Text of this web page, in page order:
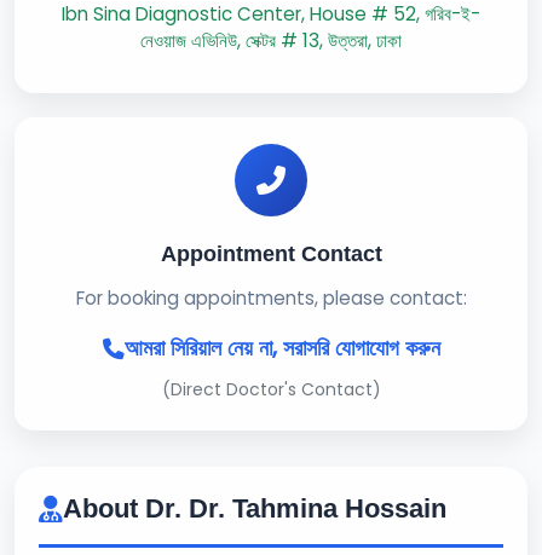
Ibn Sina Diagnostic Center, House # 52, গরিব-ই-
নেওয়াজ এভিনিউ, সেক্টর # 13, উত্তরা, ঢাকা
Appointment Contact
For booking appointments, please contact:
আমরা সিরিয়াল নেয় না, সরাসরি যোগাযোগ করুন
(Direct Doctor's Contact)
About Dr. Dr. Tahmina Hossain